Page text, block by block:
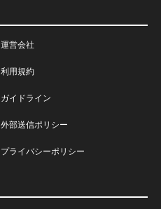
運営会社
利用規約
ガイドライン
外部送信ポリシー
プライバシーポリシー